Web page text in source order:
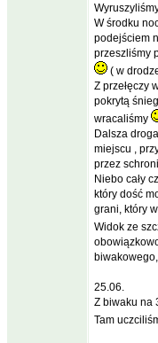
W środku
podejściem
przeszliśmy
( w
Z przełęczy
pokrytą
wracaliśmy
Dalsza
miejscu ,
przez
Niebo cały
który dość
grani, który
Widok ze
25.06.
Z biwaku na
Tam